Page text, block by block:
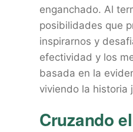
enganchado. Al
posibilidades que
inspirarnos y
efectividad y los
basada en la
viviendo la historia
Cruzando